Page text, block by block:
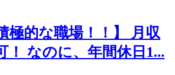
極的な職場！！】 月収
！ なのに、年間休日1...